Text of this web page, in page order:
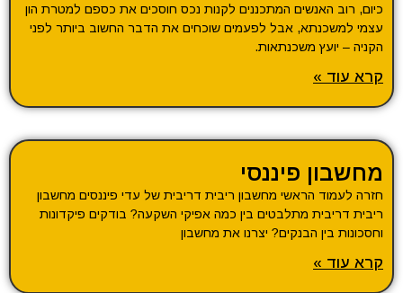
כיום, רוב האנשים המתכננים לקנות נכס חוסכים את כספם למטרת הון
עצמי למשכנתא, אבל לפעמים שוכחים את הדבר החשוב ביותר לפני
הקניה – יועץ משכנתאות.
קרא עוד »
מחשבון פיננסי
חזרה לעמוד הראשי מחשבון ריבית דריבית של עדי פיננסים מחשבון
ריבית דריבית מתלבטים בין כמה אפיקי השקעה? בודקים פיקדונות
וחסכונות בין הבנקים? יצרנו את מחשבון
קרא עוד »